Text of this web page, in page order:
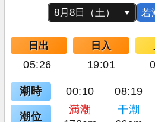
若
日出 日入
05:26 19:01
潮時 00:10 08:19
潮位
満潮 干潮